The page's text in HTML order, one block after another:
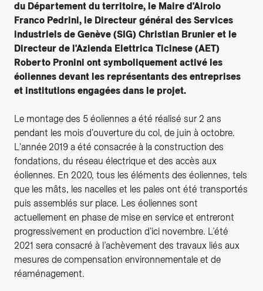
du Département du territoire, le Maire d'Airolo
Franco Pedrini, le Directeur général des Services
industriels de Genève (SIG) Christian Brunier et le
Directeur de l'Azienda Elettrica Ticinese (AET)
Roberto Pronini ont symboliquement activé les
éoliennes devant les représentants des entreprises
et institutions engagées dans le projet.
Le montage des 5 éoliennes a été réalisé sur 2 ans
pendant les mois d'ouverture du col, de juin à octobre.
L'année 2019 a été consacrée à la construction des
fondations, du réseau électrique et des accès aux
éoliennes. En 2020, tous les éléments des éoliennes, tels
que les mâts, les nacelles et les pales ont été transportés
puis assemblés sur place. Les éoliennes sont
actuellement en phase de mise en service et entreront
progressivement en production d'ici novembre. L’été
2021 sera consacré à l’achèvement des travaux liés aux
mesures de compensation environnementale et de
réaménagement.